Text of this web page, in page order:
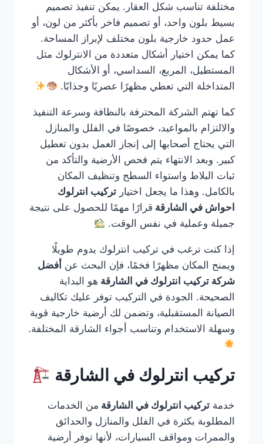
مختلفة تناسب شكل العقار. يمكن تنفيذ تصميم
بسيط بلون واحد، أو تصميم فاخر بأكثر من لون، أو
عمل حدود خارجية بلون مختلف لإبراز المساحة.
كما يمكن اختيار أشكال متعددة من الانترلوك مثل
المستطيل، المربع، السداسي، أو الأشكال
المتداخلة التي تعطي مظهرًا عصريًا وجذابًا.
كما تهتم الشركة المحترفة بالنظافة وسرعة التنفيذ
والالتزام بالمواعيد، خصوصًا في الفلل والمنازل
التي يحتاج أصحابها إلى إنجاز العمل بدون تعطيل
كبير. وبعد الانتهاء يتم فحص الأرضية والتأكد من
ثبات البلاط واستواء السطح وتنظيف المكان
بالكامل. وهذا ما يجعل اختيار تركيب انترلوك
احواش في الشارقة قرارًا مهمًا للحصول على نتيجة
جميلة وعملية في نفس الوقت.
إذا كنت ترغب في تركيب انترلوك يدوم طويلًا
ويمنح المكان مظهرًا فخمًا، فإن البحث عن أفضل
شركة تركيب انترلوك في الشارقة هو البداية
الصحيحة. الجودة في التركيب توفر عليك تكاليف
الصيانة المستقبلية، وتضمن لك أرضية خارجية قوية
وسهلة الاستخدام وتناسب أجواء الشارقة المختلفة.
تركيب انترلوك في الشارقة
خدمة تركيب انترلوك في الشارقة من الخدمات
المطلوبة بكثرة في الفلل والمنازل والحدائق
والممرات ومواقف السيارات، لأنها توفر أرضية